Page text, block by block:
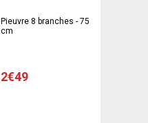
Pieuvre 8 branches - 75
cm
2€49